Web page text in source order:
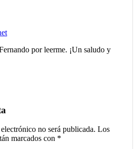
por leerme. ¡Un saludo y
no será publicada. Los
marcados con *